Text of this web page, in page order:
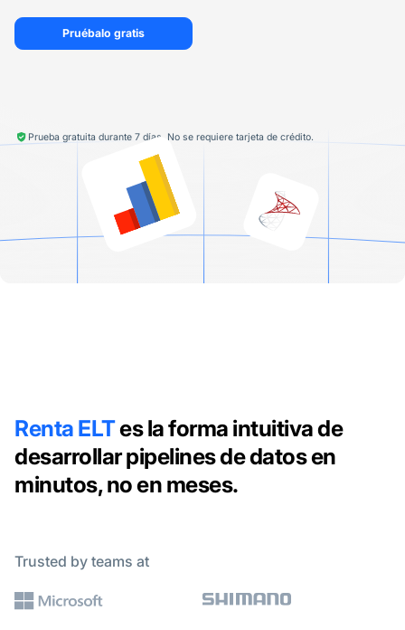
Pruébalo gratis
Prueba gratuita durante 7 días. No se requiere tarjeta de crédito.
Renta ELTes la forma intuitiva de
desarrollar pipelines de datos en
minutos, no en meses.
Trusted by teams at